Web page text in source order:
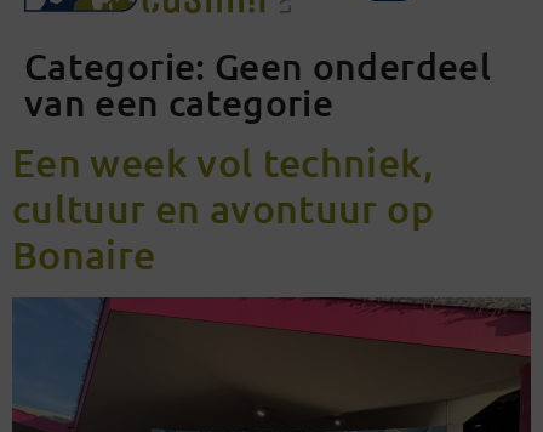
Categorie: Geen onderdeel
van een categorie
Een week vol techniek,
cultuur en avontuur op
Bonaire